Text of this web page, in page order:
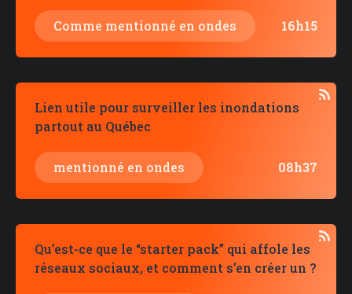
Comme mentionné en ondes 16h15
Lien utile pour surveiller les inondations
partout au Québec
mentionné en ondes 08h37
Qu’est-ce que le “starter pack” qui affole les
réseaux sociaux, et comment s’en créer un ?